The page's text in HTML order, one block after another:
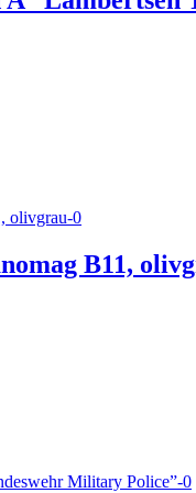
B11,